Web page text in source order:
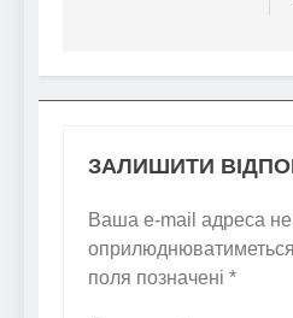
ЗАЛИШИТИ
Ваша e-mail адреса не
поля позначені *